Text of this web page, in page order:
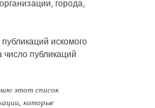
города,
искомого
число публикаций
этот список
которые